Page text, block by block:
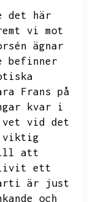
det här
vi mot
ägnar
befinner
Frans på
kvar i
vet vid det
viktig
att
blivit ett
är just
och